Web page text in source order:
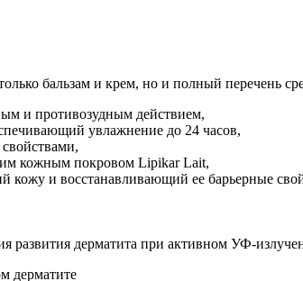
бальзам и крем, но и полный перечень
и противозудным действием,
увлажнение до 24 часов,
кожным покровом Lipikar Lait,
кожу и восстанавливающий ее барьерные
развития дерматита при активном УФ-